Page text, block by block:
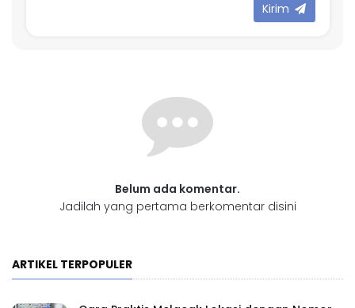
Kirim
Belum ada komentar.
Jadilah yang pertama berkomentar disini
ARTIKEL TERPOPULER